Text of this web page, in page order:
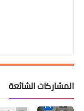
المشاركات الشائعة